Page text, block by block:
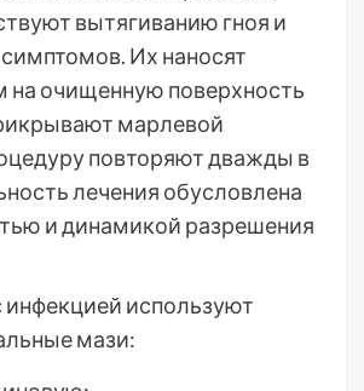
вытягиванию гноя и
Их наносят
на очищенную поверхность
марлевой
повторяют дважды в
лечения обусловлена
и динамикой разрешения
используют
мази: